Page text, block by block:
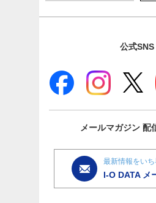
公式SNS
メールマガジン 配
最新情報をいち
I-O DATA メ